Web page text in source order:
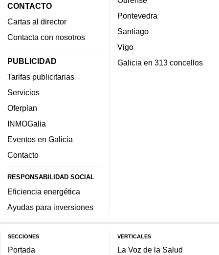
CONTACTO
Cartas al director
Contacta con nosotros
PUBLICIDAD
Tarifas publicitarias
Servicios
Oferplan
INMOGalia
Eventos en Galicia
Contacto
RESPONSABILIDAD SOCIAL
Eficiencia energética
Ayudas para inversiones
Pontevedra
Santiago
Vigo
Galicia en 313 concellos
SECCIONES
Portada
VERTICALES
La Voz de la Salud